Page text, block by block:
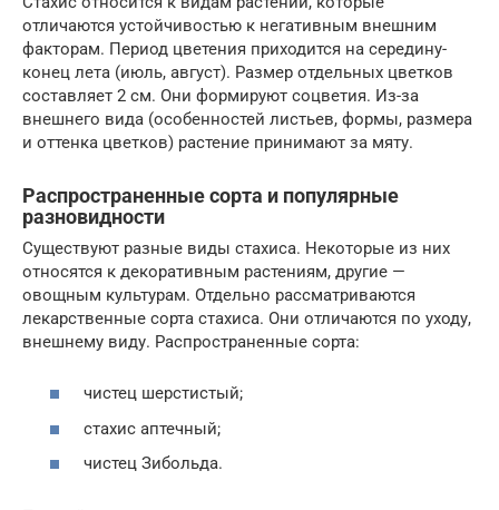
отличаются устойчивостью к негативным внешним
факторам. Период цветения приходится на середину-
конец лета (июль, август). Размер отдельных цветков
составляет 2 см. Они формируют соцветия. Из-за
внешнего вида (особенностей листьев, формы, размера
и оттенка цветков) растение принимают за мяту.
Распространенные сорта и популярные
разновидности
Существуют разные виды стахиса. Некоторые из них
относятся к декоративным растениям, другие —
овощным культурам. Отдельно рассматриваются
лекарственные сорта стахиса. Они отличаются по уходу,
внешнему виду. Распространенные сорта:
чистец шерстистый;
стахис аптечный;
чистец Зибольда.